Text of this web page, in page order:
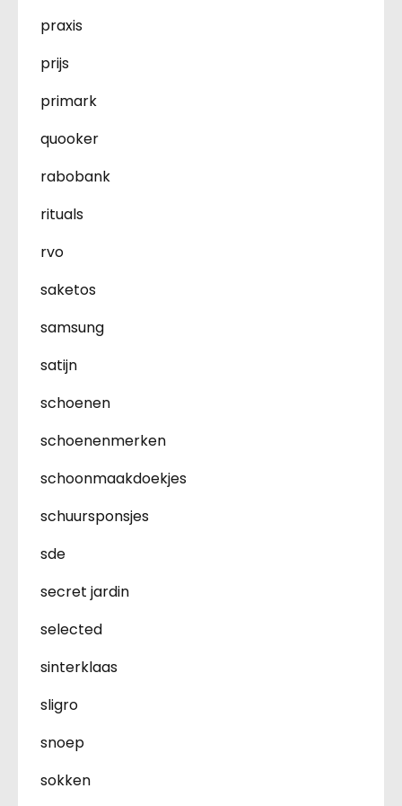
praxis
prijs
primark
quooker
rabobank
rituals
rvo
saketos
samsung
satijn
schoenen
schoenenmerken
schoonmaakdoekjes
schuursponsjes
sde
secret jardin
selected
sinterklaas
sligro
snoep
sokken